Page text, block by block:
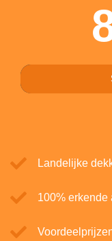
Landelijke
100% erkende